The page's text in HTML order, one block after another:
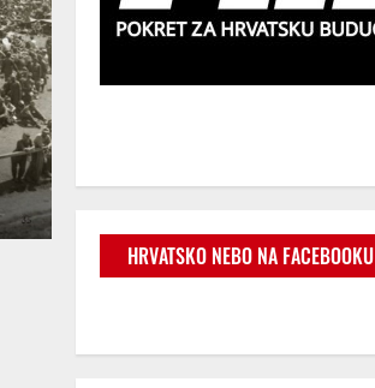
HRVATSKO NEBO NA FACEBOOKU